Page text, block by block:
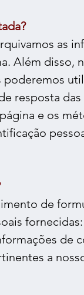
as
Além disso,
resposta
e os
de
de
a